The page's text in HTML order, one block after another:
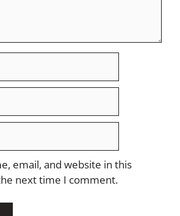
email, and website in this
next time I comment.